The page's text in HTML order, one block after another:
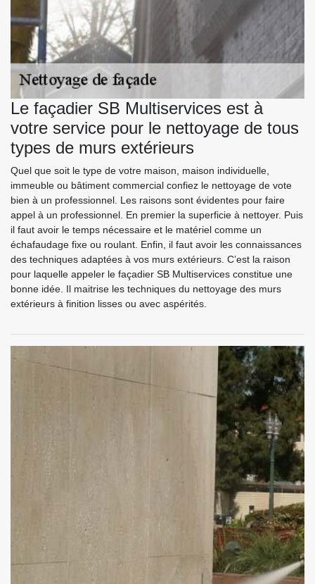
Le façadier SB Multiservices est à
votre service pour le nettoyage de tous
types de murs extérieurs
Quel que soit le type de votre maison, maison individuelle,
immeuble ou bâtiment commercial confiez le nettoyage de vote
bien à un professionnel. Les raisons sont évidentes pour faire
appel à un professionnel. En premier la superficie à nettoyer. Puis
il faut avoir le temps nécessaire et le matériel comme un
échafaudage fixe ou roulant. Enfin, il faut avoir les connaissances
des techniques adaptées à vos murs extérieurs. C’est la raison
pour laquelle appeler le façadier SB Multiservices constitue une
bonne idée. Il maitrise les techniques du nettoyage des murs
extérieurs à finition lisses ou avec aspérités.